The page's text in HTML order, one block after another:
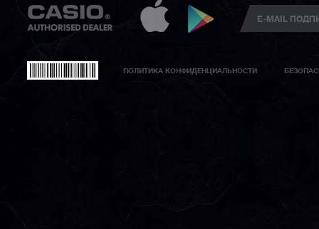
ПОЛИТИКА КОНФИДЕНЦИАЛЬНОСТИ